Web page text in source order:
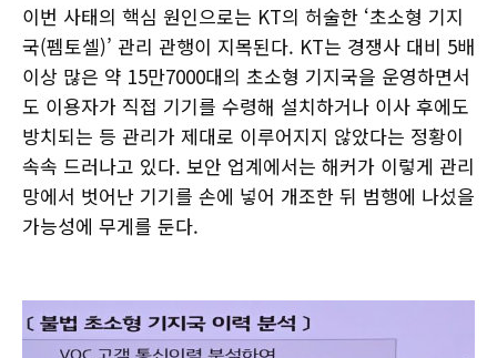
이번 사태의 핵심 원인으로는 KT의 허술한 ‘초소형 기지
국(펨토셀)’ 관리 관행이 지목된다. KT는 경쟁사 대비 5배
이상 많은 약 15만7000대의 초소형 기지국을 운영하면서
도 이용자가 직접 기기를 수령해 설치하거나 이사 후에도
방치되는 등 관리가 제대로 이루어지지 않았다는 정황이
속속 드러나고 있다. 보안 업계에서는 해커가 이렇게 관리
망에서 벗어난 기기를 손에 넣어 개조한 뒤 범행에 나섰을
가능성에 무게를 둔다.